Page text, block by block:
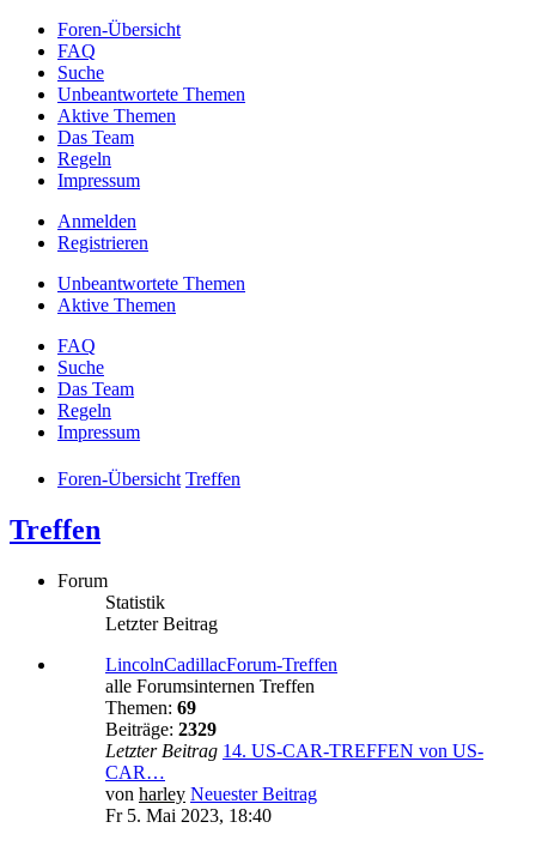
Foren-Übersicht
FAQ
Suche
Unbeantwortete Themen
Aktive Themen
Das Team
Regeln
Impressum
Anmelden
Registrieren
Unbeantwortete Themen
Aktive Themen
FAQ
Suche
Das Team
Regeln
Impressum
Foren-Übersicht Treffen
Treffen
Forum
Statistik
Letzter Beitrag
LincolnCadillacForum-Treffen
alle Forumsinternen Treffen
Themen: 69
Beiträge: 2329
Letzter Beitrag 14. US-CAR-TREFFEN von US-
CAR…
von harley Neuester Beitrag
Fr 5. Mai 2023, 18:40